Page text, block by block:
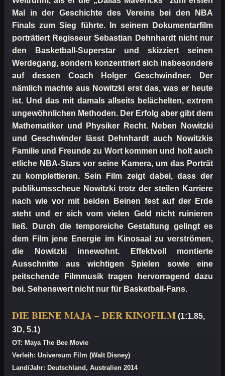
Mal in der Geschichte des Vereins bei den NBA
Finals zum Sieg führte. In seinem Dokumentarfilm
porträtiert Regisseur Sebastian Dehnhardt nicht nur
den Basketball-Superstar und skizziert seinen
Werdegang, sondern konzentriert sich insbesondere
auf dessen Coach Holger Geschwindner. Der
nämlich machte aus Nowitzki erst das, was er heute
ist. Und das mit damals allseits belächelten, extrem
ungewöhnlichen Methoden. Der Erfolg aber gibt dem
Mathematiker und Physiker Recht. Neben Nowitzki
und Geschwinder lässt Dehnhardt auch Nowitzkis
Familie und Freunde zu Wort kommen und holt auch
etliche NBA-Stars vor seine Kamera, um das Porträt
zu komplettieren. Sein Film zeigt dabei, dass der
publikumsscheue Nowitzki trotz der steilen Karriere
nach wie vor mit beiden Beinen fest auf der Erde
steht und er sich vom vielen Geld nicht ruinieren
ließ. Durch die temporeiche Gestaltung gelingt es
dem Film jene Energie im Kinosaal zu verströmen,
die Nowitzki innewohnt. Effektvoll montierte
Ausschnitte aus wichtigen Spielen sowie eine
peitschende Filmmusik tragen hervorragend dazu
bei. Sehenswert nicht nur für Basketball-Fans.
DIE BIENE MAJA – DER KINOFILM (1:1.85,
3D, 5.1)
OT: Maya The Bee Movie
Verleih: Universum Film (Walt Disney)
Land/Jahr: Deutschland, Australien 2014